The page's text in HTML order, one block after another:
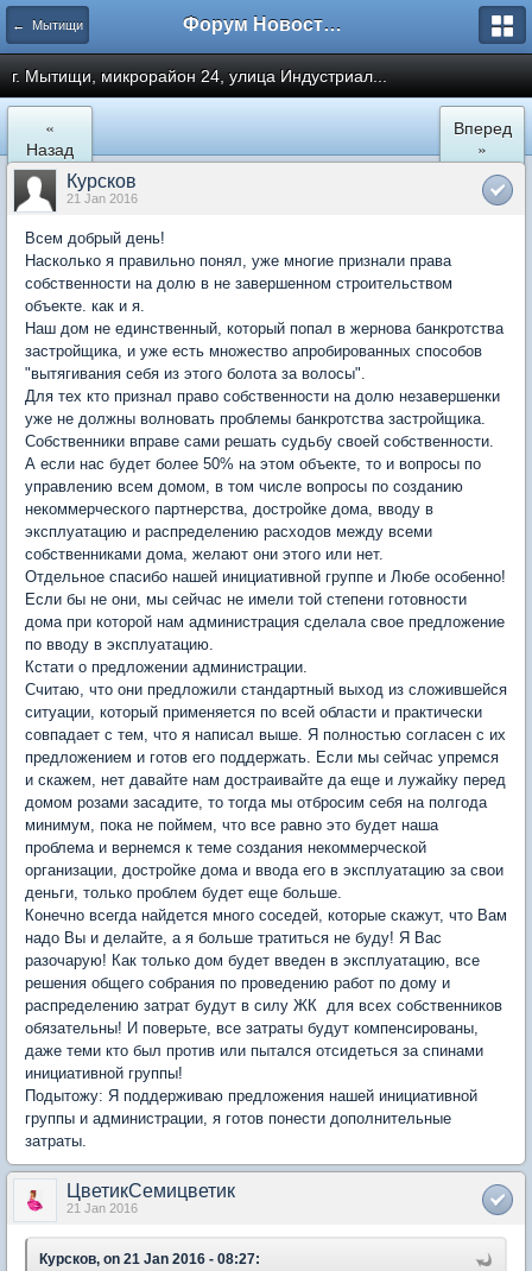
← Мытищи Форум Новостройки
г. Мытищи, микрорайон 24, улица Индустриал...
«
Назад
Вперед
»
Курсков
21 Jan 2016
Всем добрый день!
Насколько я правильно понял, уже многие признали права
собственности на долю в не завершенном строительством
объекте. как и я.
Наш дом не единственный, который попал в жернова банкротства
застройщика, и уже есть множество апробированных способов
"вытягивания себя из этого болота за волосы".
Для тех кто признал право собственности на долю незавершенки
уже не должны волновать проблемы банкротства застройщика.
Собственники вправе сами решать судьбу своей собственности.
А если нас будет более 50% на этом объекте, то и вопросы по
управлению всем домом, в том числе вопросы по созданию
некоммерческого партнерства, достройке дома, вводу в
эксплуатацию и распределению расходов между всеми
собственниками дома, желают они этого или нет.
Отдельное спасибо нашей инициативной группе и Любе особенно!
Если бы не они, мы сейчас не имели той степени готовности
дома при которой нам администрация сделала свое предложение
по вводу в эксплуатацию.
Кстати о предложении администрации.
Считаю, что они предложили стандартный выход из сложившейся
ситуации, который применяется по всей области и практически
совпадает с тем, что я написал выше. Я полностью согласен с их
предложением и готов его поддержать. Если мы сейчас упремся
и скажем, нет давайте нам достраивайте да еще и лужайку перед
домом розами засадите, то тогда мы отбросим себя на полгода
минимум, пока не поймем, что все равно это будет наша
проблема и вернемся к теме создания некоммерческой
организации, достройке дома и ввода его в эксплуатацию за свои
деньги, только проблем будет еще больше.
Конечно всегда найдется много соседей, которые скажут, что Вам
надо Вы и делайте, а я больше тратиться не буду! Я Вас
разочарую! Как только дом будет введен в эксплуатацию, все
решения общего собрания по проведению работ по дому и
распределению затрат будут в силу ЖК для всех собственников
обязательны! И поверьте, все затраты будут компенсированы,
даже теми кто был против или пытался отсидеться за спинами
инициативной группы!
Подытожу: Я поддерживаю предложения нашей инициативной
группы и администрации, я готов понести дополнительные
затраты.
ЦветикСемицветик
21 Jan 2016
Курсков, on 21 Jan 2016 - 08:27: